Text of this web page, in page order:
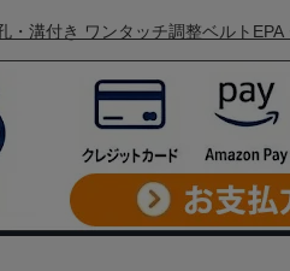
溝付き ワンタッチ調整ベルトEPA